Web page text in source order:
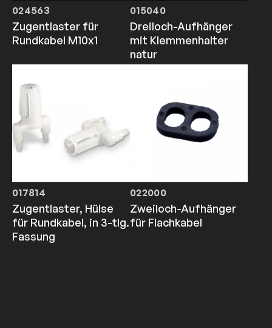
024563
Zugentlaster für
Rundkabel M10x1
015040
Dreiloch-Aufhänger
mit Klemmenhalter
natur
017814
Zugentlaster, Hülse
für Rundkabel, in 3-tlg.
Fassung
022000
Zweiloch-Aufhänger
für Flachkabel